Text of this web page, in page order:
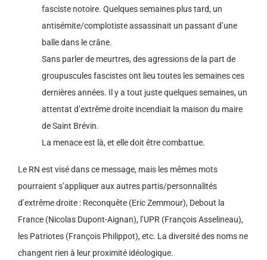
fasciste notoire. Quelques semaines plus tard, un
antisémite/complotiste assassinait un passant d’une
balle dans le crâne.
Sans parler de meurtres, des agressions de la part de
groupuscules fascistes ont lieu toutes les semaines ces
dernières années. Il y a tout juste quelques semaines, un
attentat d’extrême droite incendiait la maison du maire
de Saint Brévin.
La menace est là, et elle doit être combattue.
Le RN est visé dans ce message, mais les mêmes mots
pourraient s’appliquer aux autres partis/personnalités
d’extrême droite : Reconquête (Eric Zemmour), Debout la
France (Nicolas Dupont-Aignan), l’UPR (François Asselineau),
les Patriotes (François Philippot), etc. La diversité des noms ne
changent rien à leur proximité idéologique.